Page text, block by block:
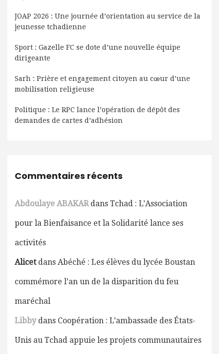
JOAP 2026 : Une journée d’orientation au service de la
jeunesse tchadienne
Sport : Gazelle FC se dote d’une nouvelle équipe
dirigeante
Sarh : Prière et engagement citoyen au cœur d’une
mobilisation religieuse
Politique : Le RPC lance l’opération de dépôt des
demandes de cartes d’adhésion
Commentaires récents
Abdoulaye ABAKARdans Tchad : L’Association
pour la Bienfaisance et la Solidarité lance ses
activités
Alicetdans Abéché : Les élèves du lycée Boustan
commémore l’an un de la disparition du feu
maréchal
Libbydans Coopération : L’ambassade des États-
Unis au Tchad appuie les projets communautaires